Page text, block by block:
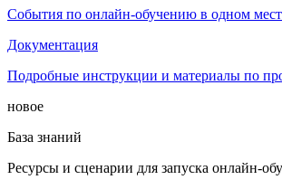
События по онлайн-обучению в одном
Документация
Подробные инструкции и материалы по
новое
База знаний
Ресурсы и сценарии для запуска онлайн-